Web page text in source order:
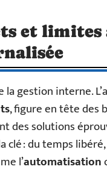
et
la gestion interne.
, figure en tête des
des solutions
: du temps
l’automatisation